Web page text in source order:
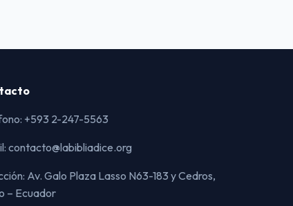
+593 2-247-5563
contacto@labibliadice.org
Av. Galo Plaza Lasso N63-183 y Cedros,
– Ecuador